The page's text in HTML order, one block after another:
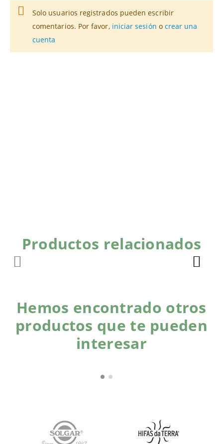
Solo usuarios registrados pueden escribir
comentarios. Por favor, iniciar sesión o crear una
cuenta
Productos relacionados
Hemos encontrado otros
productos que te pueden
interesar